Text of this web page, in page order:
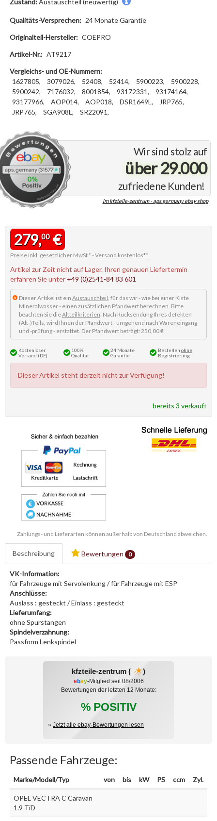
Wir sind stolz auf
über 29.000
zufriedene Kunden!
im kfzteile-zentrum - aps.germany ebay shop
Zustand:Austauschteil (neuwertig)
Qualitäts-Versprechen: 24 Monate Garantie
Originalteil-Hersteller: COEPRO
Artikel-Nr.: AT9217
Vergleichs- und OE-Nummern:
1627805,
3079026, 52408, 52414, 5900223,
5900228,
5900242,
7176032, 8001854, 93172331,
93174164,
93177966,
AOP014, AOP018, DSR1649L,
JRP765,
JRP765,
SGA908L, SR22091,
279,00€
Preise inkl. gesetzlicher MwSt.* -Versand kostenlos**
Artikel zur Zeit nicht auf Lager. Ihren genauen Liefertermin
erfahren Sie unter +49 (0)2541-84 83 601
Dieser Artikel ist ein Austauschteil , für das wir - wie bei einer Kiste
Mineralwasser - einen zusätzlichen Pfandwert berechnen. Bitte
beachten Sie dieAltteilkriterien . Nach Rücksendung Ihres defekten
(Alt-)Teils, wird Ihnen der Pfandwert - umgehend nach Wareneingang
und -prüfung - erstattet. Der Pfandwert beträgt: 250,00 €
Kostenloser
Versand (DE)
100%
Qualität
24 Monate
Garantie
Bestellen ohne
Registrierung
Dieser Artikel steht derzeit nicht zur Verfügung!
bereits 3 verkauft
Zahlungs- und Lieferarten können außerhalb von Deutschland abweichen.
Beschreibung Bewertungen 0
VK-Information:
für Fahrzeuge mit Servolenkung / für Fahrzeuge mit ESP
Anschlüsse:
Auslass : gesteckt / Einlass : gesteckt
Lieferumfang:
ohne Spurstangen
Spindelverzahnung:
Passform Lenkspindel
kfzteile-zentrum ( )
ebay-Mitglied seit 08/2006
Bewertungen der letzten 12 Monate:
% POSITIV
» Jetzt alle ebay-Bewertungen lesen
Passende Fahrzeuge:
Marke/Modell/Typ von bis kW PS ccm Zyl.
OPEL VECTRA C Caravan
1.9 TiD